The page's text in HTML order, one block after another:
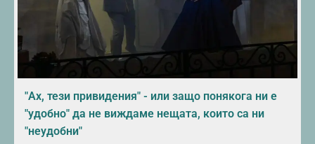
"Ах, тези привидения" - или защо понякога ни е
"удобно" да не виждаме нещата, които са ни
"неудобни"